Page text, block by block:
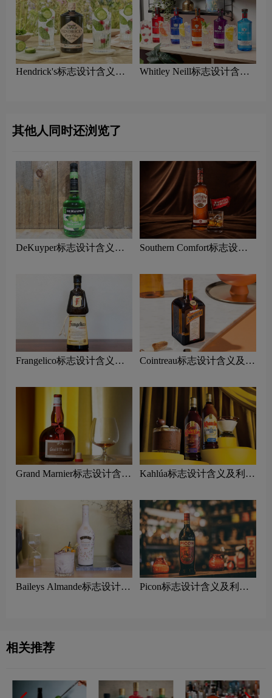
Hendrick's标志设计含义及
Whitley Neill标志设计含义
其他人同时还浏览了
DeKuyper标志设计含义及
Southern Comfort标志设计
Frangelico标志设计含义及
Cointreau标志设计含义及利
Grand Marnier标志设计含义
Kahlúa标志设计含义及利口
Baileys Almande标志设计含
Picon标志设计含义及利口
相关推荐